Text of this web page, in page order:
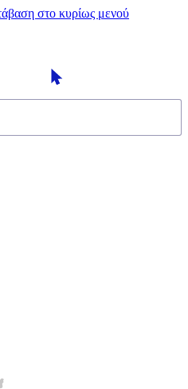
στο κυρίως μενού